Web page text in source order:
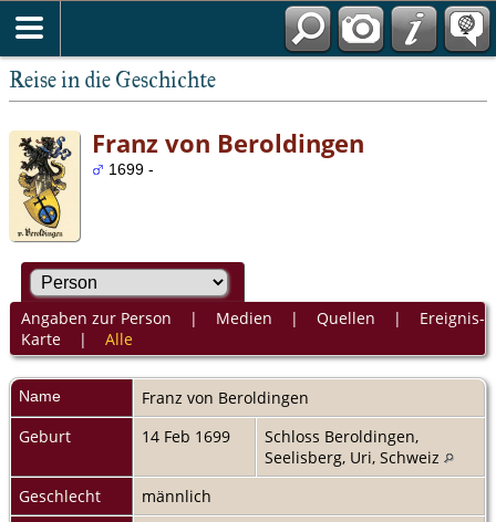
Reise in die Geschichte
Franz von Beroldingen
1699 -
Angaben zur Person | Medien | Quellen | Ereignis-
Karte| Alle
Name Franz von Beroldingen
Geburt
14 Feb 1699
Schloss Beroldingen,
Seelisberg, Uri, Schweiz
Geschlecht
männlich